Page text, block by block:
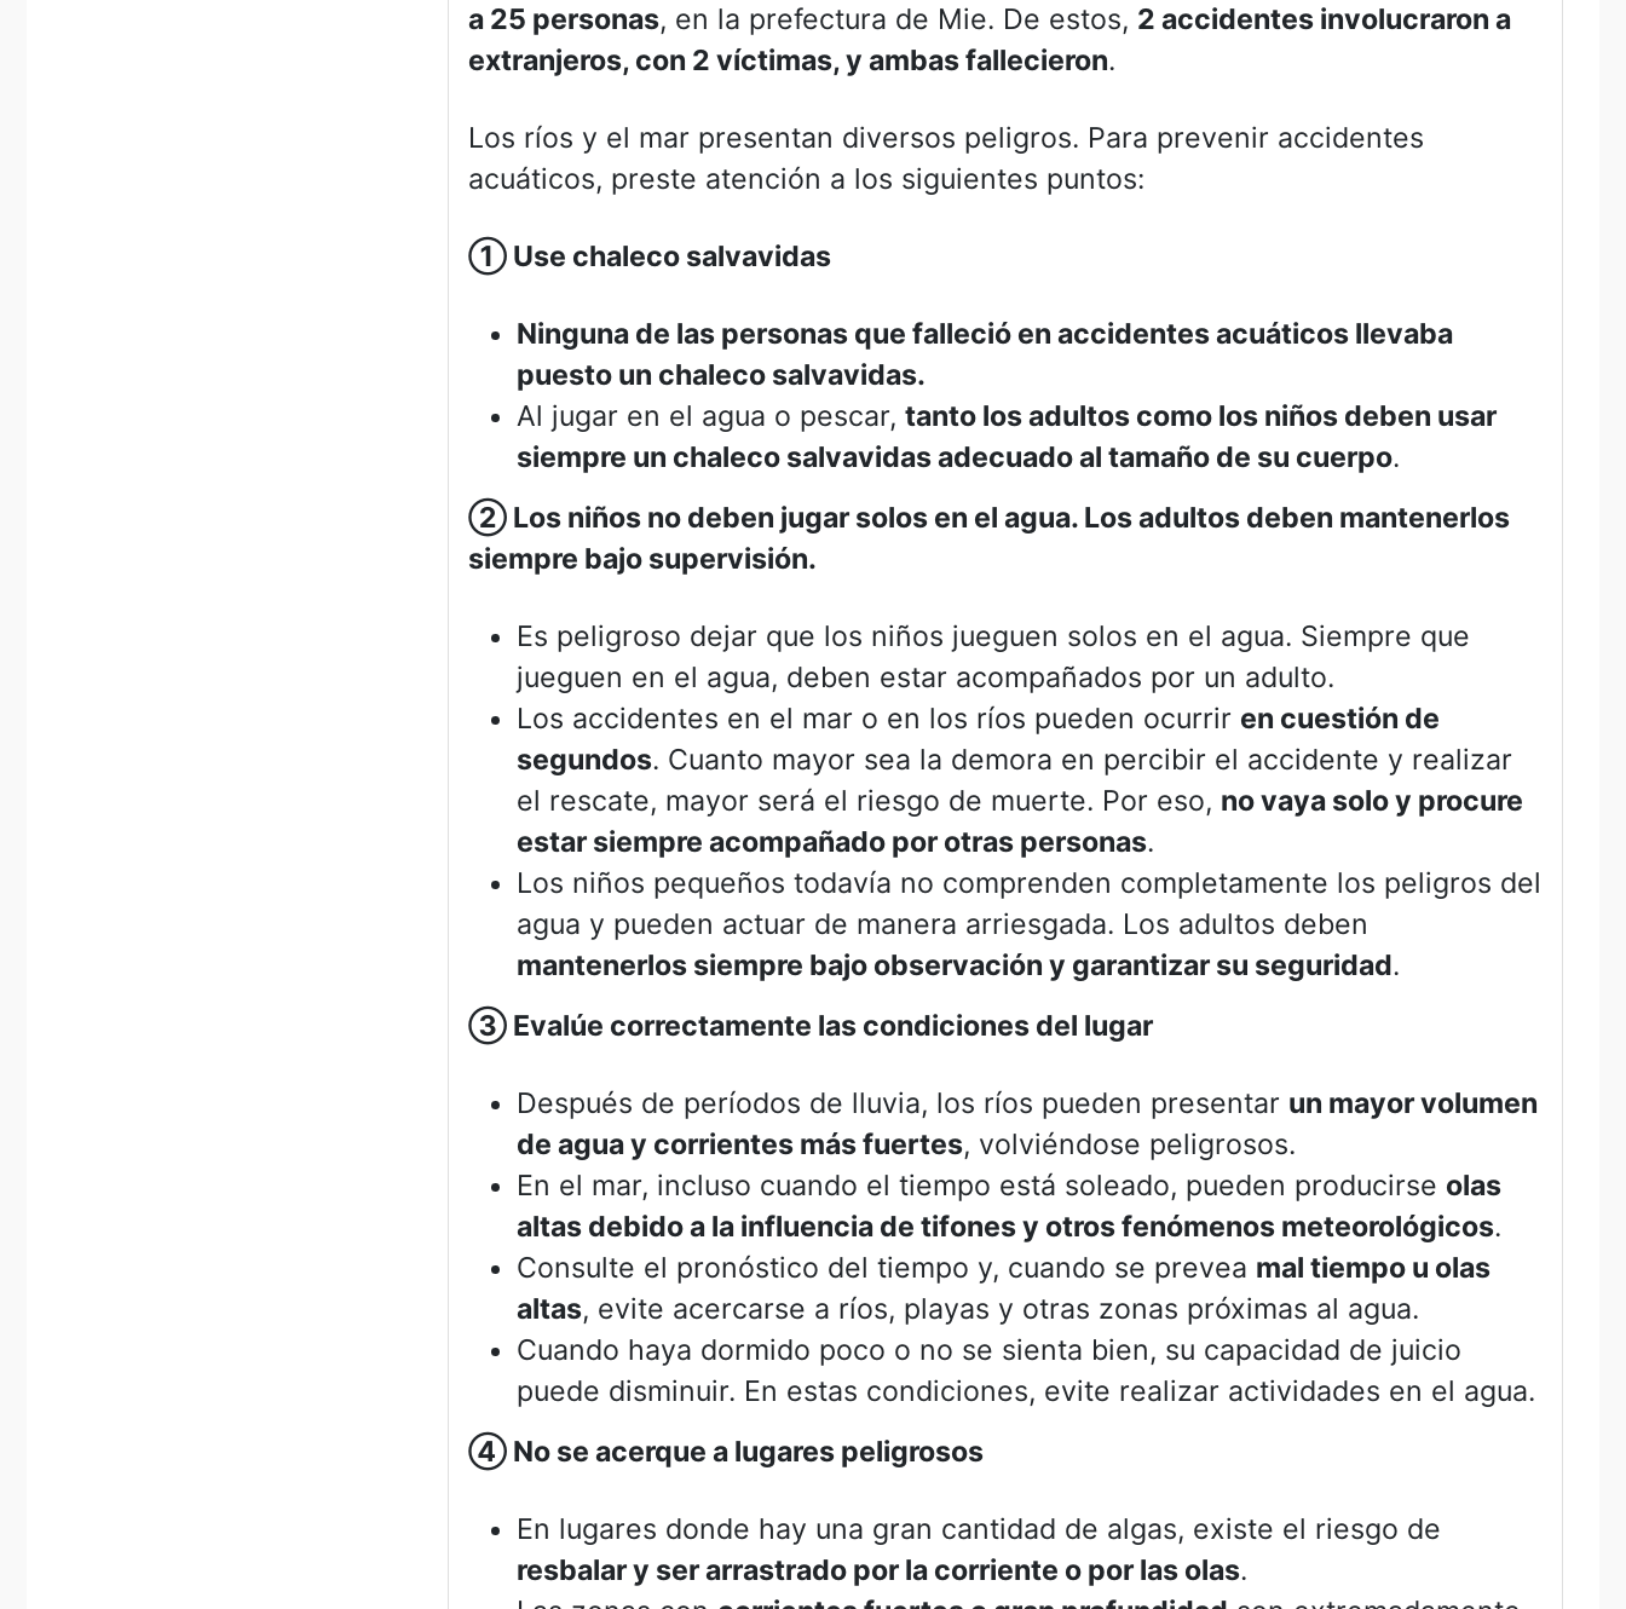
a 25 personas, en la prefectura de Mie. De estos, 2 accidentes involucraron a
extranjeros, con 2 víctimas, y ambas fallecieron.
Los ríos y el mar presentan diversos peligros. Para prevenir accidentes
acuáticos, preste atención a los siguientes puntos:
①Use chaleco salvavidas
Ninguna de las personas que falleció en accidentes acuáticos llevaba
puesto un chaleco salvavidas.
Al jugar en el agua o pescar, tanto los adultos como los niños deben usar
siempre un chaleco salvavidas adecuado al tamaño de su cuerpo.
②Los niños no deben jugar solos en el agua. Los adultos deben mantenerlos
siempre bajo supervisión.
Es peligroso dejar que los niños jueguen solos en el agua. Siempre que
jueguen en el agua, deben estar acompañados por un adulto.
Los accidentes en el mar o en los ríos pueden ocurrir en cuestión de
segundos. Cuanto mayor sea la demora en percibir el accidente y realizar
el rescate, mayor será el riesgo de muerte. Por eso, no vaya solo y procure
estar siempre acompañado por otras personas.
Los niños pequeños todavía no comprenden completamente los peligros del
agua y pueden actuar de manera arriesgada. Los adultos deben
mantenerlos siempre bajo observación y garantizar su seguridad.
③Evalúe correctamente las condiciones del lugar
Después de períodos de lluvia, los ríos pueden presentar un mayor volumen
de agua y corrientes más fuertes, volviéndose peligrosos.
En el mar, incluso cuando el tiempo está soleado, pueden producirse olas
altas debido a la influencia de tifones y otros fenómenos meteorológicos.
Consulte el pronóstico del tiempo y, cuando se prevea mal tiempo u olas
altas, evite acercarse a ríos, playas y otras zonas próximas al agua.
Cuando haya dormido poco o no se sienta bien, su capacidad de juicio
puede disminuir. En estas condiciones, evite realizar actividades en el agua.
④No se acerque a lugares peligrosos
En lugares donde hay una gran cantidad de algas, existe el riesgo de
resbalar y ser arrastrado por la corriente o por las olas.